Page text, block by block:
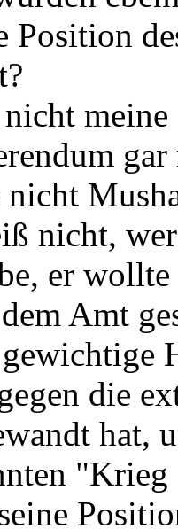
Position
nicht
nicht,
er
Amt
die
hat,